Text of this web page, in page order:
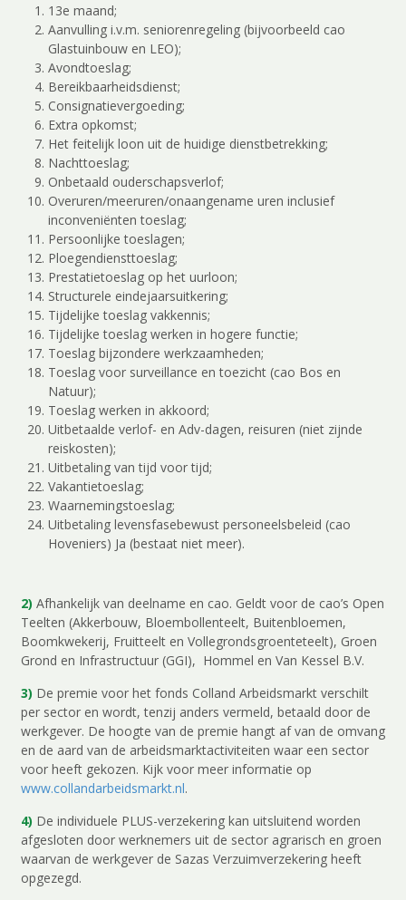
13e maand;
Aanvulling i.v.m. seniorenregeling (bijvoorbeeld cao
Glastuinbouw en LEO);
Avondtoeslag;
Bereikbaarheidsdienst;
Consignatievergoeding;
Extra opkomst;
Het feitelijk loon uit de huidige dienstbetrekking;
Nachttoeslag;
Onbetaald ouderschapsverlof;
Overuren/meeruren/onaangename uren inclusief
inconveniënten toeslag;
Persoonlijke toeslagen;
Ploegendiensttoeslag;
Prestatietoeslag op het uurloon;
Structurele eindejaarsuitkering;
Tijdelijke toeslag vakkennis;
Tijdelijke toeslag werken in hogere functie;
Toeslag bijzondere werkzaamheden;
Toeslag voor surveillance en toezicht (cao Bos en
Natuur);
Toeslag werken in akkoord;
Uitbetaalde verlof- en Adv-dagen, reisuren (niet zijnde
reiskosten);
Uitbetaling van tijd voor tijd;
Vakantietoeslag;
Waarnemingstoeslag;
Uitbetaling levensfasebewust personeelsbeleid (cao
Hoveniers) Ja (bestaat niet meer).
2) Afhankelijk van deelname en cao. Geldt voor de cao’s Open
Teelten (Akkerbouw, Bloembollenteelt, Buitenbloemen,
Boomkwekerij, Fruitteelt en Vollegrondsgroenteteelt), Groen
Grond en Infrastructuur (GGI), Hommel en Van Kessel B.V.
3) De premie voor het fonds Colland Arbeidsmarkt verschilt
per sector en wordt, tenzij anders vermeld, betaald door de
werkgever. De hoogte van de premie hangt af van de omvang
en de aard van de arbeidsmarktactiviteiten waar een sector
voor heeft gekozen. Kijk voor meer informatie op
www.collandarbeidsmarkt.nl.
4) De individuele PLUS-verzekering kan uitsluitend worden
afgesloten door werknemers uit de sector agrarisch en groen
waarvan de werkgever de Sazas Verzuimverzekering heeft
opgezegd.